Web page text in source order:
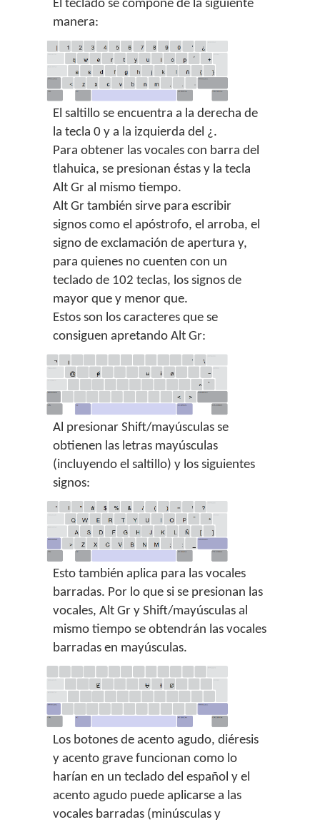
El teclado se compone de la siguiente
manera:
El saltillo se encuentra a la derecha de
la tecla 0 y a la izquierda del ¿.
Para obtener las vocales con barra del
tlahuica, se presionan éstas y la tecla
Alt Gr al mismo tiempo.
Alt Gr también sirve para escribir
signos como el apóstrofo, el arroba, el
signo de exclamación de apertura y,
para quienes no cuenten con un
teclado de 102 teclas, los signos de
mayor que y menor que.
Estos son los caracteres que se
consiguen apretando Alt Gr:
Al presionar Shift/mayúsculas se
obtienen las letras mayúsculas
(incluyendo el saltillo) y los siguientes
signos:
Esto también aplica para las vocales
barradas. Por lo que si se presionan las
vocales, Alt Gr y Shift/mayúsculas al
mismo tiempo se obtendrán las vocales
barradas en mayúsculas.
Los botones de acento agudo, diéresis
y acento grave funcionan como lo
harían en un teclado del español y el
acento agudo puede aplicarse a las
vocales barradas (minúsculas y